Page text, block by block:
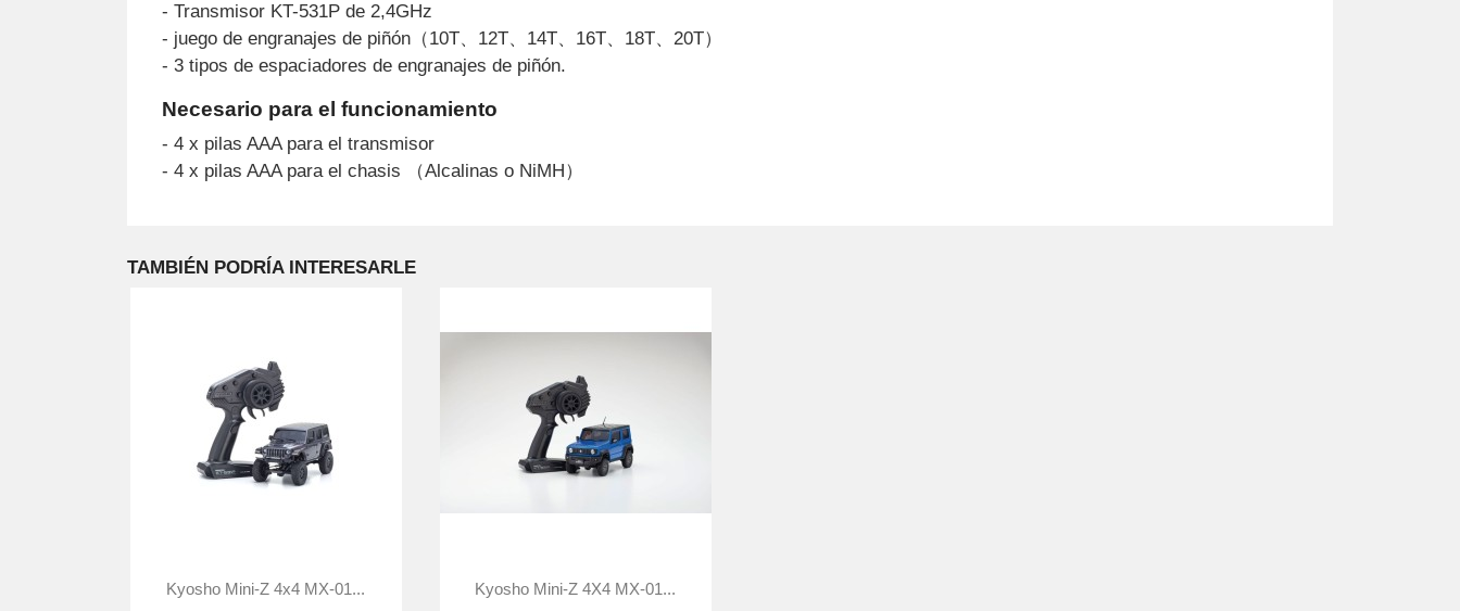
- Transmisor KT-531P de 2,4GHz
- juego de engranajes de piñón（10T、12T、14T、16T、18T、20T）
- 3 tipos de espaciadores de engranajes de piñón.
Necesario para el funcionamiento
- 4 x pilas AAA para el transmisor
- 4 x pilas AAA para el chasis （Alcalinas o NiMH）
TAMBIÉN PODRÍA INTERESARLE
Vista rápida
Kyosho Mini-Z 4x4 MX-01... Vista rápida
Kyosho Mini-Z 4X4 MX-01...